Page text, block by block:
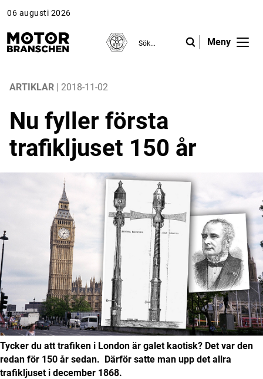
06 augusti 2026
Meny
Reportage
Krönikor
Fråga experterna
Platsbanken
Läs e-tidningen
Digital prenumeration
Annonsera
Om Motorbranschen
Kontakt
ARTIKLAR | 2018-11-02
Nu fyller första
trafikljuset 150 år
Tycker du att trafiken i London är galet kaotisk? Det var den
redan för 150 år sedan. Därför satte man upp det allra
trafikljuset i december 1868.